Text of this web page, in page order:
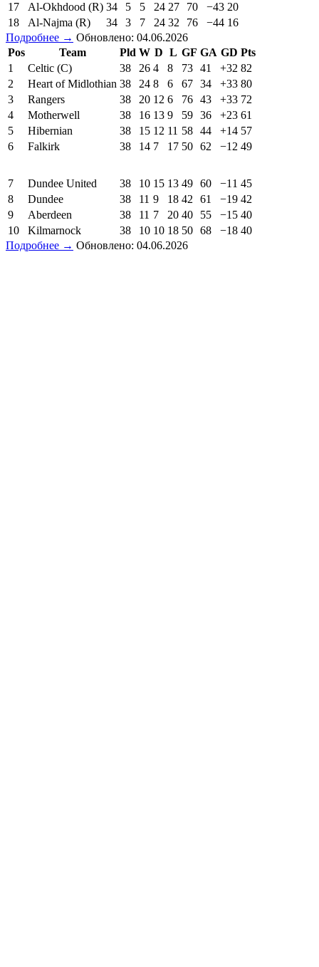
17 Al-Okhdood (R) 34 5 5 24 27 70 −43 20
18
Al-Najma (R) 34 3 7 24 32 76 −44 16
Подробнее → Обновлено: 04.06.2026
Pos
Team Pld W D L GF GA GD Pts
1
Celtic (C) 38 26 4 8 73 41 +32 82
2
Heart of Midlothian 38 24 8 6 67 34 +33 80
3
Rangers 38 20 12 6 76 43 +33 72
4
Motherwell 38 16 13 9 59 36 +23 61
5
Hibernian 38 15 12 11 58 44 +14 57
6
Falkirk 38 14 7 17 50 62 −12 49
7 Dundee United 38 10 15 13 49 60 −11 45
8
Dundee 38 11 9 18 42 61 −19 42
9
Aberdeen 38 11 7 20 40 55 −15 40
10
Kilmarnock 38 10 10 18 50 68 −18 40
Подробнее → Обновлено: 04.06.2026